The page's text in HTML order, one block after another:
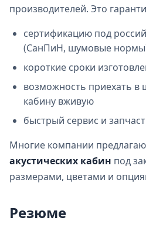
производителей. Это
сертификацию под
(СанПиН, шумовые
короткие сроки
возможность приехать в
кабину вживую
быстрый сервис и
Многие компании
акустических кабин под
размерами, цветами и
Резюме